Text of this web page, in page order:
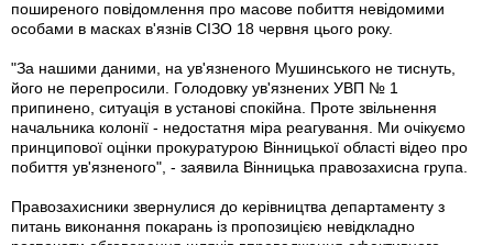
поширеного повідомлення про масове побиття невідомими
особами в масках в'язнів СІЗО 18 червня цього року.
"За нашими даними, на ув'язненого Мушинського не тиснуть,
його не перепросили. Голодовку ув'язнених УВП № 1
припинено, ситуація в установі спокійна. Проте звільнення
начальника колонії - недостатня міра реагування. Ми очікуємо
принципової оцінки прокуратурою Вінницької області відео про
побиття ув'язненого", - заявила Вінницька правозахисна група.
Правозахисники звернулися до керівництва департаменту з
питань виконання покарань із пропозицією невідкладно